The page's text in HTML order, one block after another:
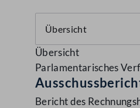
Übersicht
Parlamentarisches
Bericht des